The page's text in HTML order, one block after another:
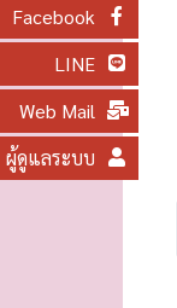
Facebook
LINE
Web Mail
ผู้ดูแลระบบ